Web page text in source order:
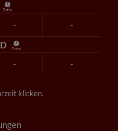
- -
- -
klicken.